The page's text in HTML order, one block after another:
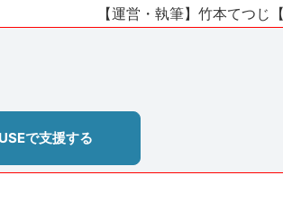
【運営・執筆】竹本てつじ【